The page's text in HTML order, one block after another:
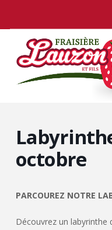
octobre
PARCOUREZ NOTRE
Découvrez un labyrinthe